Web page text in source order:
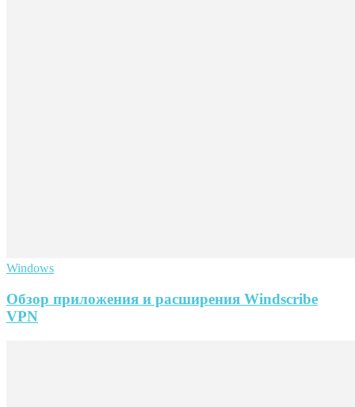
Windows
Обзор приложения и расширения Windscribe
VPN